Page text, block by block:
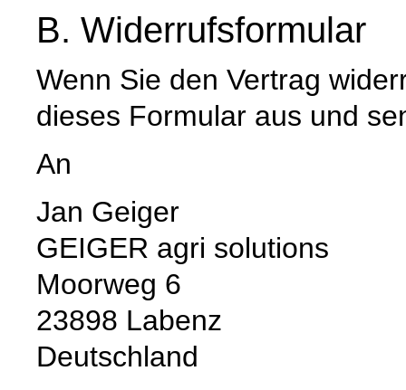
B. Widerrufsformular
Wenn Sie den Vertrag
dieses Formular aus und
An
Jan Geiger
GEIGER agri solutions
Moorweg 6
23898 Labenz
Deutschland